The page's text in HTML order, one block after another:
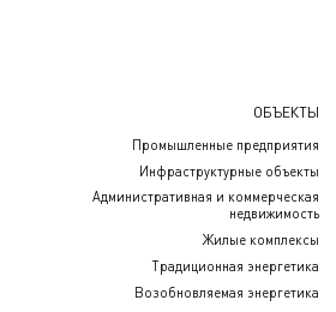
ОБЪЕКТЫ
Промышленные предприятия
Инфраструктурные объекты
Административная и коммерческая
недвижимость
Жилые комплексы
Традиционная энергетика
Возобновляемая энергетика